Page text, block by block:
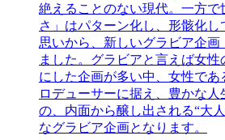
絶えることのない現代。一方で
さ」はパターン化し、形骸化
思いから、新しいグラビア企
ました。グラビアと言えば女性
にした企画が多い中、女性であ
ロデューサーに据え、豊かな
の、内面から醸し出される“大
なグラビア企画となります。